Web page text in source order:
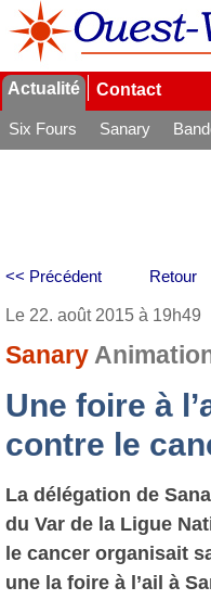
Actualité Contact
Six Fours Sanary
Retour
<< Précédent
Le 22. août 2015 à 19h49
Sanary
Une foire à
contre le
La délégation de
du Var de la Ligue
le cancer organisait
une la foire à l’ail à